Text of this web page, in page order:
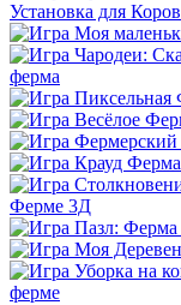
Установка для Коров
ферма
Ферме 3Д
ферме